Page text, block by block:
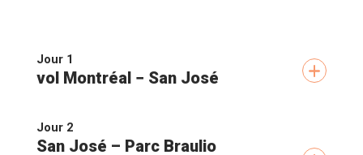
Jour 1
vol Montréal − San José
la région de la Vallée Centrale, bordée par des
volcans et la magnifique cordillère de Talamanca
Jour 2
San José – Parc Braulio